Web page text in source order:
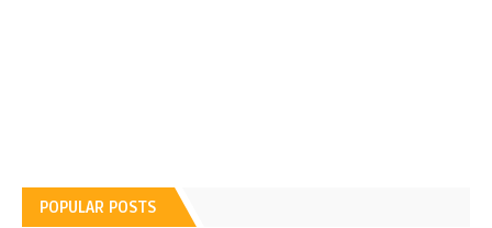
POPULAR POSTS